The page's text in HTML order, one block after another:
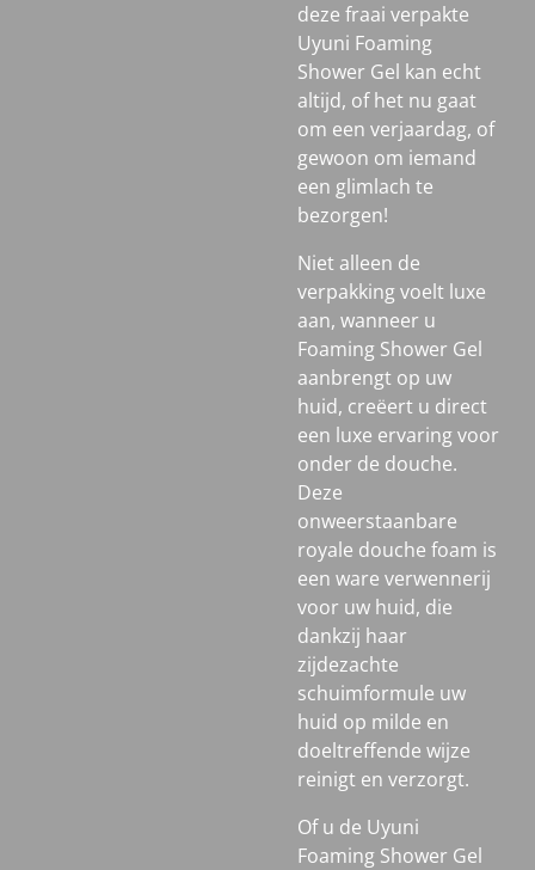
deze fraai verpakte
Uyuni Foaming
Shower Gel kan echt
altijd, of het nu gaat
om een verjaardag, of
gewoon om iemand
een glimlach te
bezorgen!
Niet alleen de
verpakking voelt luxe
aan, wanneer u
Foaming Shower Gel
aanbrengt op uw
huid, creëert u direct
een luxe ervaring voor
onder de douche.
Deze
onweerstaanbare
royale douche foam is
een ware verwennerij
voor uw huid, die
dankzij haar
zijdezachte
schuimformule uw
huid op milde en
doeltreffende wijze
reinigt en verzorgt.
Of u de Uyuni
Foaming Shower Gel